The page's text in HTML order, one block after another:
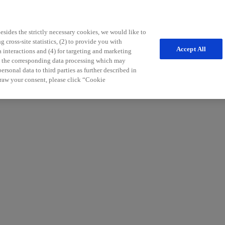
Tipps für die Patientenbetreuung möchten wir Sie in Ihrem
Sie.
the strictly necessary cookies, we would like to
cross-site statistics, (2) to provide you with
and (4) for targeting and marketing
corresponding data processing which may
data to third parties as further described in
your consent, please click “Cookie
Accept All